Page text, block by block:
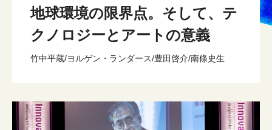
地球環境の限界点。そして、テ
クノロジーとアートの意義
竹中平蔵/ヨルゲン・ランダース/豊田啓介/南條史生